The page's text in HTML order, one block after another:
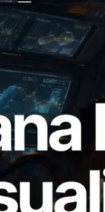
Block
ब्लॉक
का